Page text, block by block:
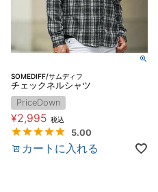
SOMEDIFF/サムディフ
チェックネルシャツ
PriceDown
¥2,995 税込
5.00
カートに入れる